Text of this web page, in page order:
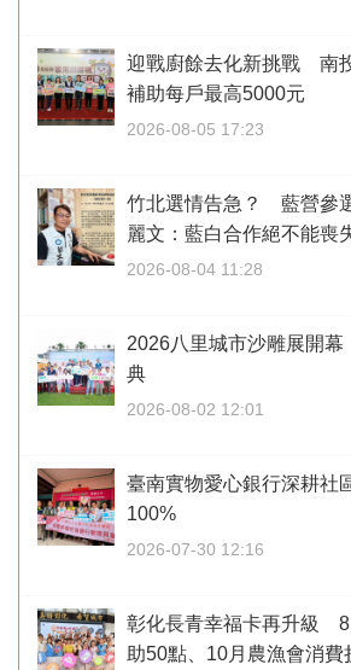
迎戰廚餘去化新挑戰 南
補助每戶最高5000元
2026-08-05 17:23
竹北選情告急？ 藍營參
麗文：藍白合作絕不能喪
2026-08-04 11:28
2026八里城市沙雕展開
典
2026-08-02 12:01
臺南實物愛心銀行深耕
100%
2026-07-30 12:16
彰化長青幸福卡再升級 8
助50點、10月農漁會消費